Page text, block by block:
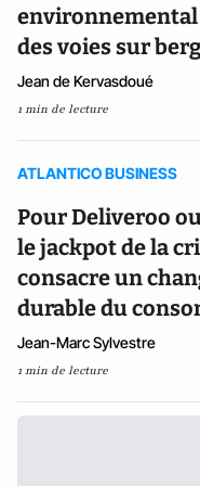
des voies sur
Jean de Kervasdoué
1 min de lecture
ATLANTICO BUSINESS
Pour Deliveroo
le jackpot de la
consacre un
durable du
Jean-Marc Sylvestre
1 min de lecture